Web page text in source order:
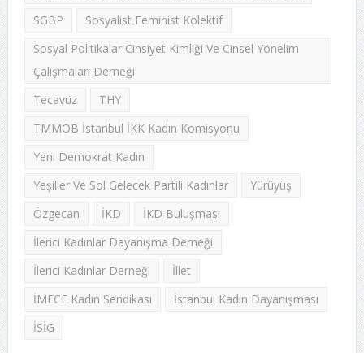
SGBP
Sosyalist Feminist Kolektif
Sosyal Politikalar Cinsiyet Kimliği Ve Cinsel Yönelim
Çalışmaları Derneği
Tecavüz
THY
TMMOB İstanbul İKK Kadın Komisyonu
Yeni Demokrat Kadın
Yeşiller Ve Sol Gelecek Partili Kadınlar
Yürüyüş
Özgecan
İKD
İKD Buluşması
İlerici Kadınlar Dayanışma Derneği
İlerici Kadınlar Derneği
İllet
İMECE Kadın Sendikası
İstanbul Kadın Dayanışması
İSİG